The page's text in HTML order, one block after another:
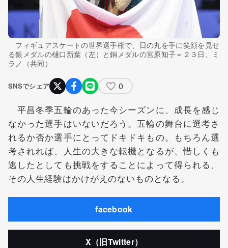
フィギュアスケートの世界選手権で、日の丸を手に笑顔を見せ
る銀メダルの樋口新葉（左）と銅メダルの宮原知子＝２３日、ミ
ラノ（共同）
SNSでシェア 0
平昌冬季五輪のあった今シーズンに、成長を感じ
なかった選手はいないだろう。五輪の舞台に選考さ
れるか否か選手にとってドキドキもの。もちろん選
考されれば、人生の大きな転機となるが、惜しくも
逃したとしても挑戦をすることによって得られる、
その人生経験はかけがえのないものとなる。
facebook
X（旧Twitter）